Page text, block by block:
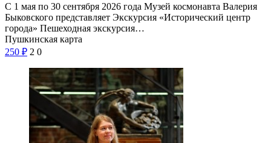
С 1 мая по 30 сентября 2026 года Музей космонавта Валерия
Быковского представляет Экскурсия «Исторический центр
города» Пешеходная экскурсия…
Пушкинская карта
250 ₽ 2 0